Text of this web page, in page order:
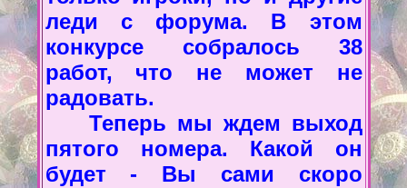
леди с форума. В этом
конкурсе собралось 38
работ, что не может не
радовать.
Теперь мы ждем выход
пятого номера. Какой он
будет - Вы сами скоро